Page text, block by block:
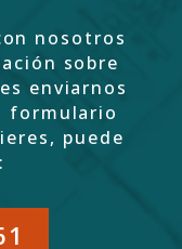
nosotros
sobre
enviarnos
formulario
puede